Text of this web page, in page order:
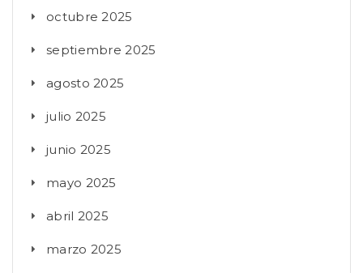
octubre 2025
septiembre 2025
agosto 2025
julio 2025
junio 2025
mayo 2025
abril 2025
marzo 2025